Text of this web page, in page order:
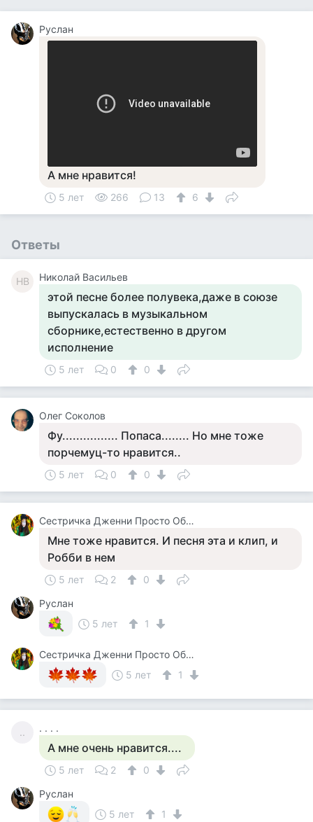
Руслан
А мне нравится!
5 лет 266 13 6
Ответы
НВ Николай Васильев
этой песне более полувека,даже в союзе
выпускалась в музыкальном
сборнике,естественно в другом
исполнение
5 лет 0 0
Олег Соколов
Фу................ Попаса........ Но мне тоже
порчемуц-то нравится..
5 лет 0 0
Сестричка Дженни Просто Общаюсьв Личке Не Отвечаю
Мне тоже нравится. И песня эта и клип, и
Робби в нем
5 лет 2
0
Руслан
5 лет
1
Сестричка Дженни Просто Общаюсьв Личке Не Отвечаю
5 лет
1
.. . . . .
А мне очень нравится....
5 лет 2
0
Руслан
5 лет
1